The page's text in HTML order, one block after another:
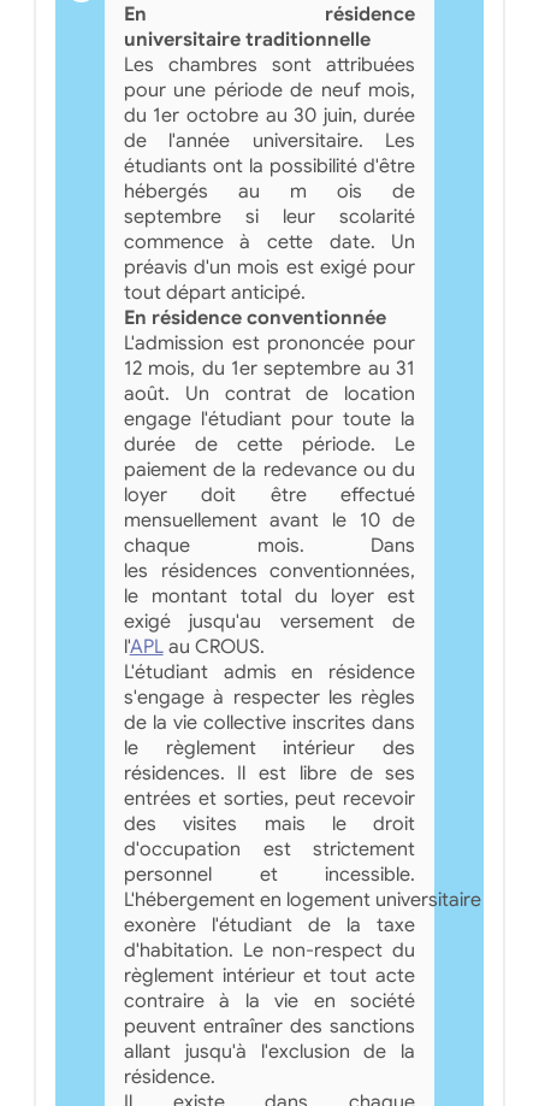
En résidence
universitaire traditionnelle
Les chambres sont attribuées
pour une période de neuf mois,
du 1er octobre au 30 juin, durée
de l'année universitaire. Les
étudiants ont la possibilité d'être
hébergés au m ois de
septembre si leur scolarité
commence à cette date. Un
préavis d'un mois est exigé pour
tout départ anticipé.
En résidence conventionnée
L'admission est prononcée pour
12 mois, du 1er septembre au 31
août. Un contrat de location
engage l'étudiant pour toute la
durée de cette période. Le
paiement de la redevance ou du
loyer doit être effectué
mensuellement avant le 10 de
chaque mois. Dans
les résidences conventionnées,
le montant total du loyer est
exigé jusqu'au versement de
l'APLau CROUS.
L'étudiant admis en résidence
s'engage à respecter les règles
de la vie collective inscrites dans
le règlement intérieur des
résidences. Il est libre de ses
entrées et sorties, peut recevoir
des visites mais le droit
d'occupation est strictement
personnel et incessible.
L'hébergement en logement universitaire
exonère l'étudiant de la taxe
d'habitation. Le non-respect du
règlement intérieur et tout acte
contraire à la vie en société
peuvent entraîner des sanctions
allant jusqu'à l'exclusion de la
résidence.